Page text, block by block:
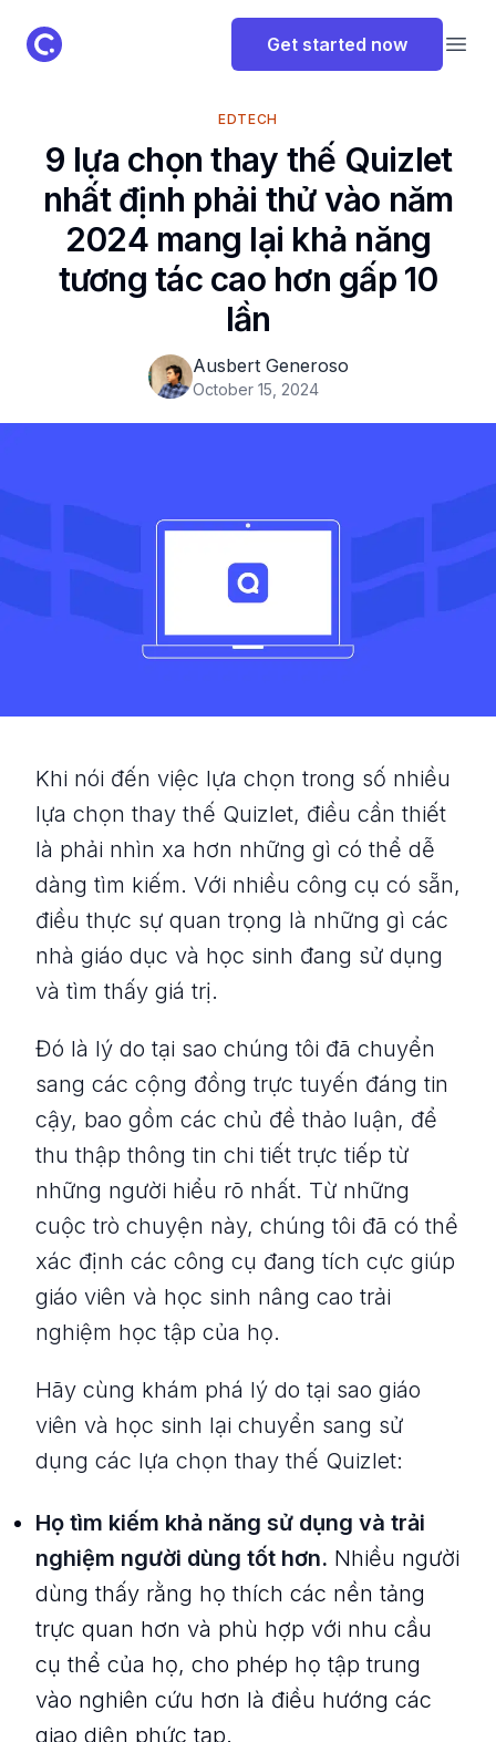
ClassPoint Logo Get started now
EDTECH
9 lựa chọn thay thế Quizlet
nhất định phải thử vào năm
2024 mang lại khả năng
tương tác cao hơn gấp 10
lần
Ausbert Generoso
October 15, 2024
Khi nói đến việc lựa chọn trong số nhiều
lựa chọn thay thế Quizlet, điều cần thiết
là phải nhìn xa hơn những gì có thể dễ
dàng tìm kiếm. Với nhiều công cụ có sẵn,
điều thực sự quan trọng là những gì các
nhà giáo dục và học sinh đang sử dụng
và tìm thấy giá trị.
Đó là lý do tại sao chúng tôi đã chuyển
sang các cộng đồng trực tuyến đáng tin
cậy, bao gồm các chủ đề thảo luận, để
thu thập thông tin chi tiết trực tiếp từ
những người hiểu rõ nhất. Từ những
cuộc trò chuyện này, chúng tôi đã có thể
xác định các công cụ đang tích cực giúp
giáo viên và học sinh nâng cao trải
nghiệm học tập của họ.
Hãy cùng khám phá lý do tại sao giáo
viên và học sinh lại chuyển sang sử
dụng các lựa chọn thay thế Quizlet:
Họ tìm kiếm khả năng sử dụng và trải
nghiệm người dùng tốt hơn. Nhiều người
dùng thấy rằng họ thích các nền tảng
trực quan hơn và phù hợp với nhu cầu
cụ thể của họ, cho phép họ tập trung
vào nghiên cứu hơn là điều hướng các
giao diện phức tạp.